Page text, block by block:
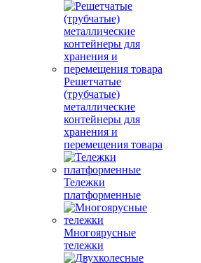
Решетчатые
(трубчатые)
металлические
контейнеры для
хранения и
перемещения товара
Тележки
платформенные
Многоярусные
тележки